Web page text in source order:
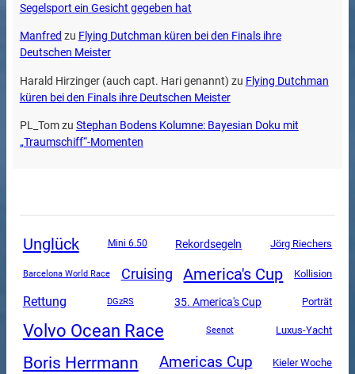
Segelsport ein Gesicht gegeben hat
Manfred zu Flying Dutchman küren bei den Finals ihre
Deutschen Meister
Harald Hirzinger (auch capt. Hari genannt) zu Flying Dutchman
küren bei den Finals ihre Deutschen Meister
PL_Tomzu Stephan Bodens Kolumne: Bayesian Doku mit
„Traumschiff“-Momenten
Unglück Mini 6.50 Rekordsegeln Jörg Riechers
Barcelona World Race Cruising America's Cup Kollision
Rettung DGzRS 35. America's Cup Porträt
Volvo Ocean Race Seenot Luxus-Yacht
Boris Herrmann Americas Cup Kieler Woche